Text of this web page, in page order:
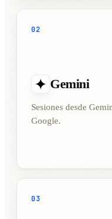
02
Gemini
Sesiones desde
Google.
03